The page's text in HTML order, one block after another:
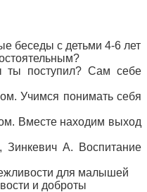
беседы с детьми 4-6 лет
ты поступил? Сам себе
Учимся понимать себя
Вместе находим выход
Зинкевич А. Воспитание
для малышей
и доброты